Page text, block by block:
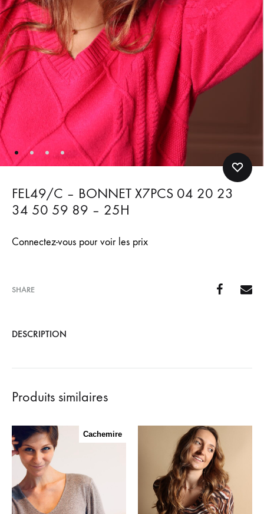
FEL49/C – BONNET X7PCS 04 20 23
34 50 59 89 – 25H
Connectez-vous pour voir les prix
SHARE
DESCRIPTION
Produits similaires
Cachemire